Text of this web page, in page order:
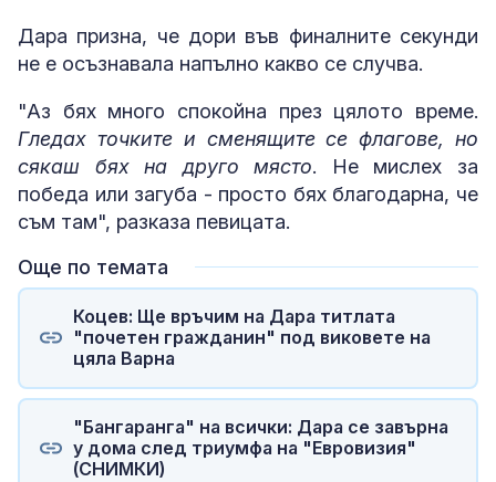
Дара призна, че дори във финалните секунди
не е осъзнавала напълно какво се случва.
"Аз бях много спокойна през цялото време.
Гледах точките и сменящите се флагове, но
сякаш бях на друго място. Не мислех за
победа или загуба - просто бях благодарна, че
съм там", разказа певицата.
Още по темата
Коцев: Ще връчим на Дара титлата
"почетен гражданин" под виковете на
цяла Варна
"Бангаранга" на всички: Дара се завърна
у дома след триумфа на "Евровизия"
(СНИМКИ)